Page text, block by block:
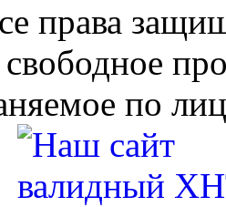
права
по